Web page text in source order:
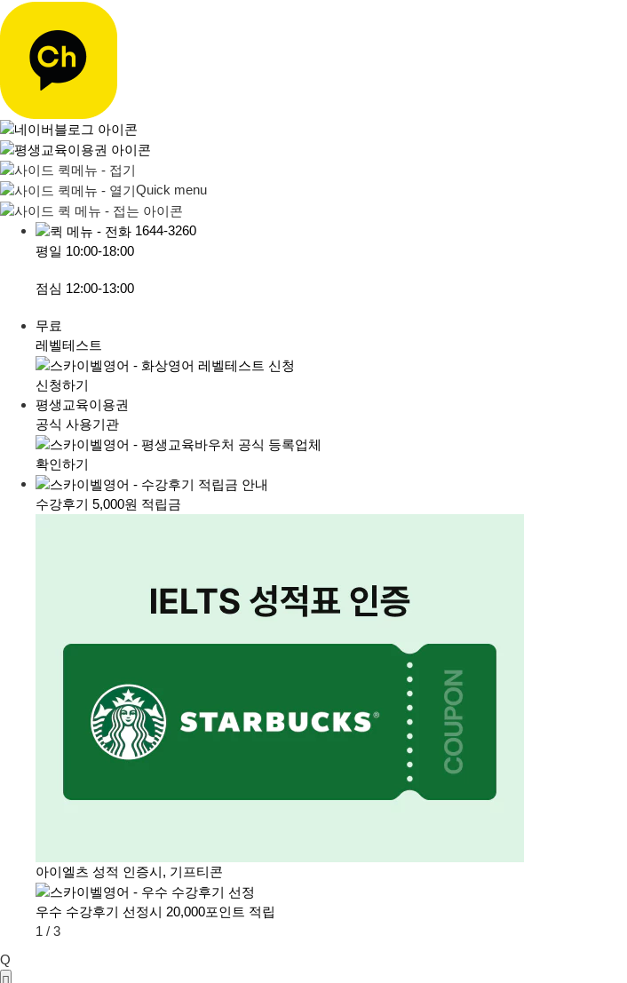
Quick menu
1644-3260
평일 10:00-18:00
점심 12:00-13:00
무료
레벨테스트
신청하기
평생교육이용권
공식 사용기관
확인하기
수강후기 5,000원 적립금
아이엘츠 성적 인증시, 기프티콘
우수 수강후기 선정시 20,000포인트 적립
1 / 3
Q